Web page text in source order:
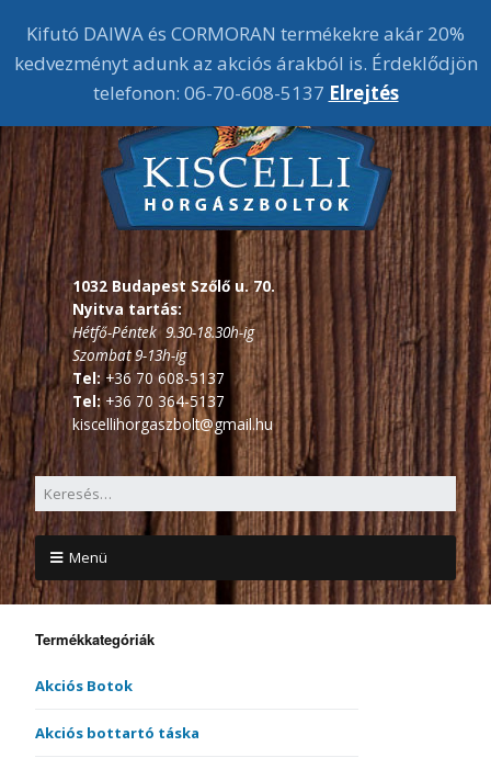
1032 Budapest Szőlő u. 70.
Nyitva tartás:
Hétfő-Péntek 9.30-18.30h-ig
Szombat 9-13h-ig
Tel:+36 70 608-5137
Tel: +36 70 364-5137
kiscellihorgaszbolt@gmail.hu
Menü
Termékkategóriák
Akciós Botok
Akciós bottartó táska
Kifutó DAIWA és CORMORAN termékekre akár 20%
kedvezményt adunk az akciós árakból is. Érdeklődjön
telefonon: 06-70-608-5137 Elrejtés